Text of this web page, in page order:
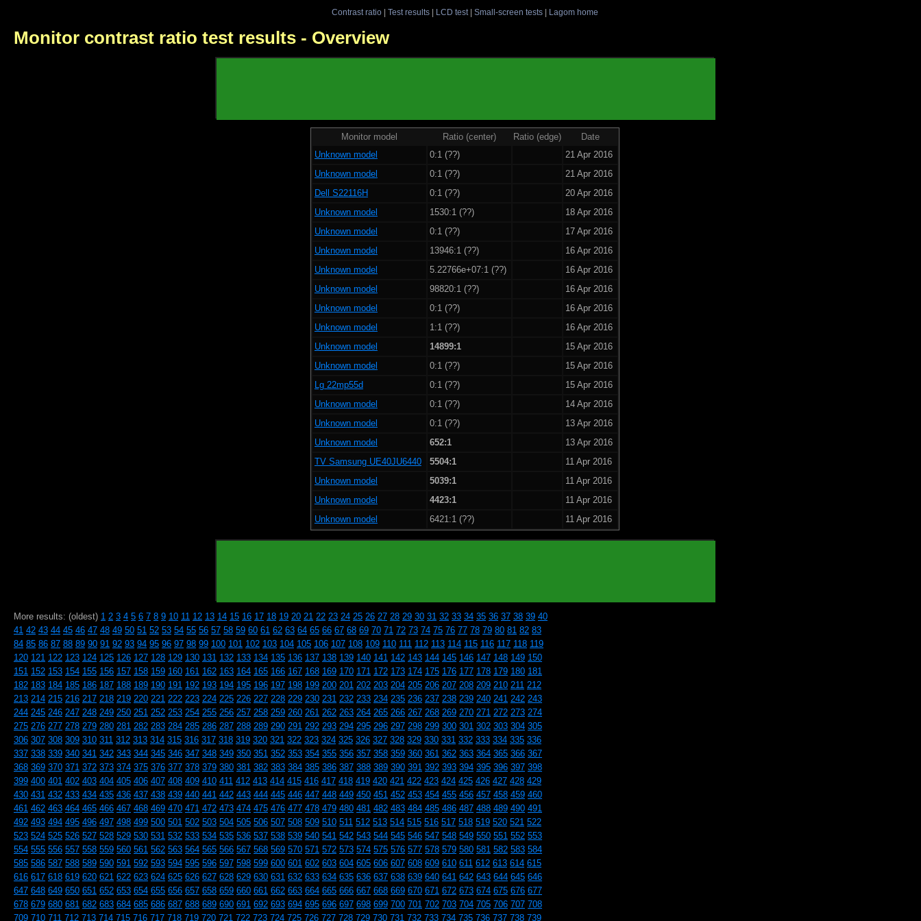
Contrast ratio| Test results| LCD test| Small-screen tests| Lagom home
Monitor contrast ratio test results - Overview
Monitor model Ratio (center) Ratio (edge)
Date
Unknown model
0:1 (??)
21 Apr 2016
Unknown model
0:1 (??)
21 Apr 2016
Dell S22116H
0:1 (??)
20 Apr 2016
Unknown model
1530:1 (??)
18 Apr 2016
Unknown model
0:1 (??)
17 Apr 2016
Unknown model
13946:1 (??)
16 Apr 2016
Unknown model
5.22766e+07:1 (??)
16 Apr 2016
Unknown model
98820:1 (??)
16 Apr 2016
Unknown model
0:1 (??)
16 Apr 2016
Unknown model
1:1 (??)
16 Apr 2016
Unknown model
14899:1
15 Apr 2016
Unknown model
0:1 (??)
15 Apr 2016
Lg 22mp55d
0:1 (??)
15 Apr 2016
Unknown model
0:1 (??)
14 Apr 2016
Unknown model
0:1 (??)
13 Apr 2016
Unknown model
652:1
13 Apr 2016
TV Samsung UE40JU6440
5504:1
11 Apr 2016
Unknown model
5039:1
11 Apr 2016
Unknown model
4423:1
11 Apr 2016
Unknown model
6421:1 (??) 11 Apr 2016
More results: (oldest) 1 2 3 4 5 6 7 8 9 10 11 12 13 14 15 16 17 18 19 20 21 22 23 24 25 26 27 28 29 30 31 32 33 34 35 36 37 38 39 40
41 42 43 44 45 46 47 48 49 50 51 52 53 54 55 56 57 58 59 60 61 62 63 64 65 66 67 68 69 70 71 72 73 74 75 76 77 78 79 80 81 82 83
84 85 86 87 88 89 90 91 92 93 94 95 96 97 98 99 100 101 102 103 104 105 106 107 108 109 110 111 112 113 114 115 116 117 118 119
120 121 122 123 124 125 126 127 128 129 130 131 132 133 134 135 136 137 138 139 140 141 142 143 144 145 146 147 148 149 150
151 152 153 154 155 156 157 158 159 160 161 162 163 164 165 166 167 168 169 170 171 172 173 174 175 176 177 178 179 180 181
182 183 184 185 186 187 188 189 190 191 192 193 194 195 196 197 198 199 200 201 202 203 204 205 206 207 208 209 210 211 212
213 214 215 216 217 218 219 220 221 222 223 224 225 226 227 228 229 230 231 232 233 234 235 236 237 238 239 240 241 242 243
244 245 246 247 248 249 250 251 252 253 254 255 256 257 258 259 260 261 262 263 264 265 266 267 268 269 270 271 272 273 274
275 276 277 278 279 280 281 282 283 284 285 286 287 288 289 290 291 292 293 294 295 296 297 298 299 300 301 302 303 304 305
306 307 308 309 310 311 312 313 314 315 316 317 318 319 320 321 322 323 324 325 326 327 328 329 330 331 332 333 334 335 336
337 338 339 340 341 342 343 344 345 346 347 348 349 350 351 352 353 354 355 356 357 358 359 360 361 362 363 364 365 366 367
368 369 370 371 372 373 374 375 376 377 378 379 380 381 382 383 384 385 386 387 388 389 390 391 392 393 394 395 396 397 398
399 400 401 402 403 404 405 406 407 408 409 410 411 412 413 414 415 416 417 418 419 420 421 422 423 424 425 426 427 428 429
430 431 432 433 434 435 436 437 438 439 440 441 442 443 444 445 446 447 448 449 450 451 452 453 454 455 456 457 458 459 460
461 462 463 464 465 466 467 468 469 470 471 472 473 474 475 476 477 478 479 480 481 482 483 484 485 486 487 488 489 490 491
492 493 494 495 496 497 498 499 500 501 502 503 504 505 506 507 508 509 510 511 512 513 514 515 516 517 518 519 520 521 522
523 524 525 526 527 528 529 530 531 532 533 534 535 536 537 538 539 540 541 542 543 544 545 546 547 548 549 550 551 552 553
554 555 556 557 558 559 560 561 562 563 564 565 566 567 568 569 570 571 572 573 574 575 576 577 578 579 580 581 582 583 584
585 586 587 588 589 590 591 592 593 594 595 596 597 598 599 600 601 602 603 604 605 606 607 608 609 610 611 612 613 614 615
616 617 618 619 620 621 622 623 624 625 626 627 628 629 630 631 632 633 634 635 636 637 638 639 640 641 642 643 644 645 646
647 648 649 650 651 652 653 654 655 656 657 658 659 660 661 662 663 664 665 666 667 668 669 670 671 672 673 674 675 676 677
678 679 680 681 682 683 684 685 686 687 688 689 690 691 692 693 694 695 696 697 698 699 700 701 702 703 704 705 706 707 708
709 710 711 712 713 714 715 716 717 718 719 720 721 722 723 724 725 726 727 728 729 730 731 732 733 734 735 736 737 738 739